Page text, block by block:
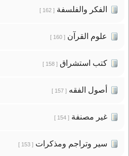
الفكر والفلسفة[ 162 ]
علوم القرآن[ 160 ]
كتب استشراق[ 158 ]
أصول الفقه[ 157 ]
غير مصنفة[ 154 ]
سير وتراجم ومذكرات[ 153 ]